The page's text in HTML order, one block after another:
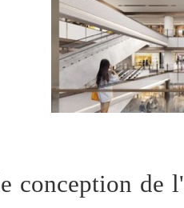
conception de